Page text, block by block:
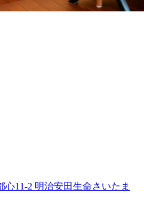
11-2 明治安田生命さいたま